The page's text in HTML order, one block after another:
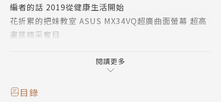
編者的話 2019從健康生活開始
花折累的把妹教室 ASUS MX34VQ超廣曲面螢幕 超高
畫質精采奪目
唱進心裡的聲音 蔡佩軒Ariel
值得信賴的音樂夥伴 馬修連恩X ROG STRIX GL703G
E
閱讀更多
目錄